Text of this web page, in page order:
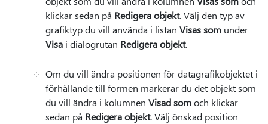
klickar sedan på Redigera objekt. Välj den typ av
grafiktyp du vill använda i listan Visas som under
Visa i dialogrutan Redigera objekt.
Om du vill ändra positionen för datagrafikobjektet i
förhållande till formen markerar du det objekt som
du vill ändra i kolumnen Visad somoch klickar
sedan på Redigera objekt. Välj önskad position